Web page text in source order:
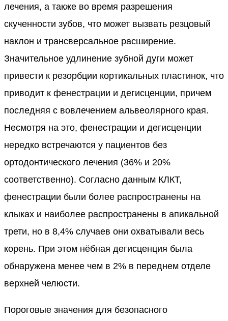
лечения, а также во время разрешения
скученности зубов, что может вызвать резцовый
наклон и трансверсальное расширение.
Значительное удлинение зубной дуги может
привести к резорбции кортикальных пластинок, что
приводит к фенестрации и дегисценции, причем
последняя с вовлечением альвеолярного края.
Несмотря на это, фенестрации и дегисценции
нередко встречаются у пациентов без
ортодонтического лечения (36% и 20%
соответственно). Согласно данным КЛКТ,
фенестрации были более распространены на
клыках и наиболее распространены в апикальной
трети, но в 8,4% случаев они охватывали весь
корень. При этом нёбная дегисценция была
обнаружена менее чем в 2% в переднем отделе
верхней челюсти.
Пороговые значения для безопасного